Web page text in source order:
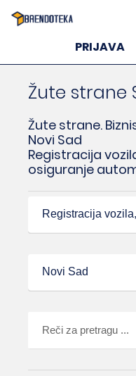
PRIJAVA
Žute strane
Žute strane.
Novi Sad
Registracija
osiguranje
Novi Sad